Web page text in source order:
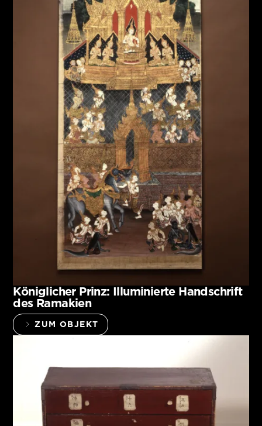
Königlicher Prinz: Illuminierte Handschrift
des Ramakien
ZUM OBJEKT